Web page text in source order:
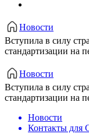
Новости
​Вступила в силу
стандартизации на
Новости
​Вступила в силу
стандартизации на
Новости
Контакты